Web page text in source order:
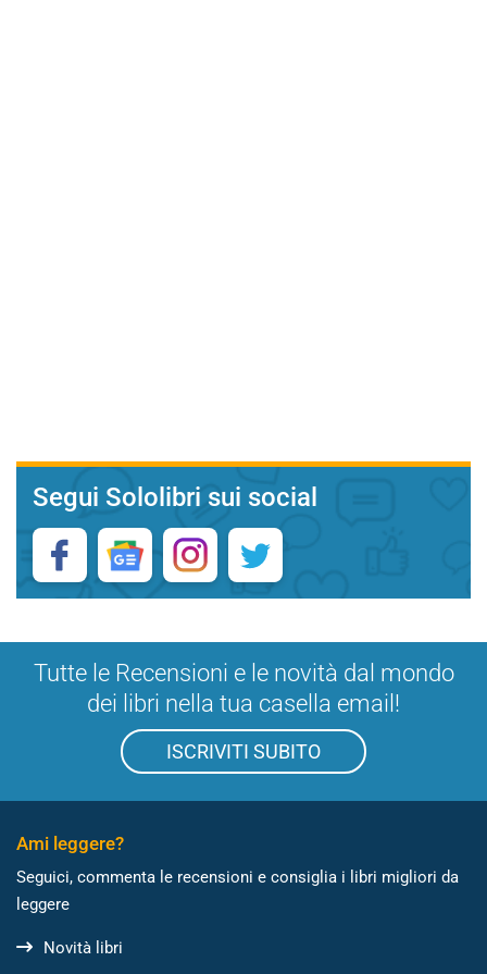
Segui Sololibri sui social
Tutte le Recensioni e le novità dal mondo
dei libri nella tua casella email!
ISCRIVITI SUBITO
Ami leggere?
Seguici, commenta le recensioni e consiglia i libri migliori da
leggere
Novità libri